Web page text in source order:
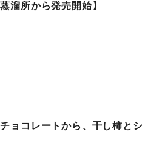
溜所から発売開始】
ョコレートから、干し柿と